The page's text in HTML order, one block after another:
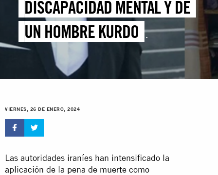
DISCAPACIDAD MENTAL Y DE
UN HOMBRE KURDO
REPRESENTAN UN NUEVO
NIVEL DE CRUELDAD
VIERNES, 26 DE ENERO, 2024
Las autoridades iraníes han intensificado la
aplicación de la pena de muerte como